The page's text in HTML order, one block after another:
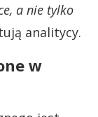
a nie tylko
analitycy.
w